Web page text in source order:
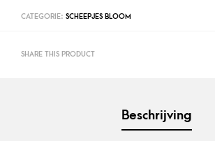
CATEGORIE: SCHEEPJES BLOOM
SHARE THIS PRODUCT
Beschrijving